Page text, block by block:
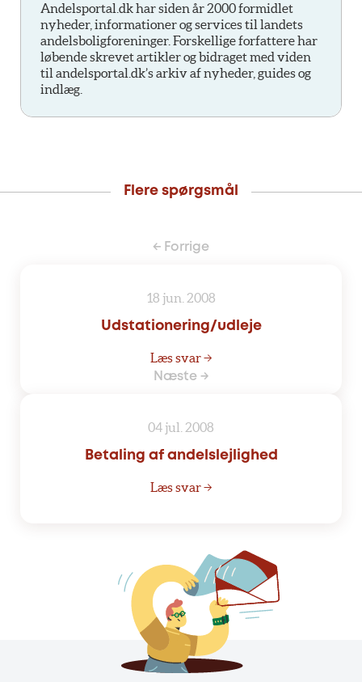
Andelsportal.dk har siden år 2000 formidlet
nyheder, informationer og services til landets
andelsboligforeninger. Forskellige forfattere har
løbende skrevet artikler og bidraget med viden
til andelsportal.dk’s arkiv af nyheder, guides og
indlæg.
Flere spørgsmål
← Forrige
18 jun. 2008
Udstationering/udleje
Læs svar →
Næste →
04 jul. 2008
Betaling af andelslejlighed
Læs svar →